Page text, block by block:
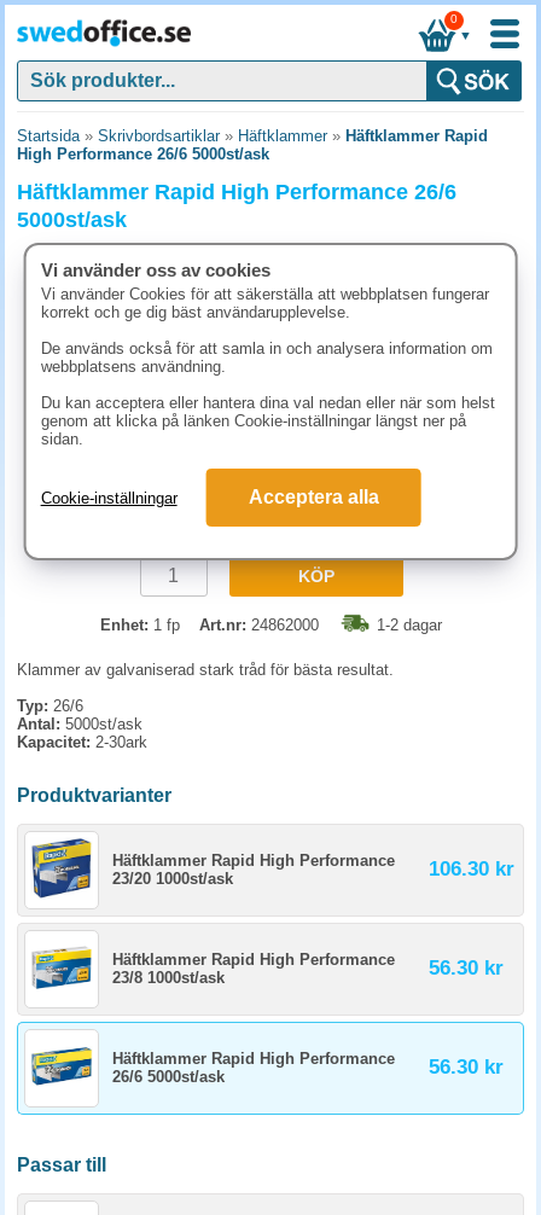
▼
0
Startsida» Skrivbordsartiklar» Häftklammer» Häftklammer Rapid
High Performance 26/6 5000st/ask
Häftklammer Rapid High Performance 26/6
5000st/ask
56.30 kr (inkl. moms)
KÖP
Enhet: 1 fp Art.nr: 24862000 1-2 dagar
Klammer av galvaniserad stark tråd för bästa resultat.
Typ: 26/6
Antal: 5000st/ask
Kapacitet: 2-30ark
Produktvarianter
Häftklammer Rapid High Performance
23/20 1000st/ask
106.30 kr
Häftklammer Rapid High Performance
23/8 1000st/ask
56.30 kr
Häftklammer Rapid High Performance
26/6 5000st/ask
56.30 kr
Passar till
Vi använder oss av cookies
Vi använder Cookies för att säkerställa att webbplatsen fungerar
korrekt och ge dig bäst användarupplevelse.
De används också för att samla in och analysera information om
webbplatsens användning.
Du kan acceptera eller hantera dina val nedan eller när som helst
genom att klicka på länken Cookie-inställningar längst ner på
sidan.
Cookie-inställningar Acceptera alla